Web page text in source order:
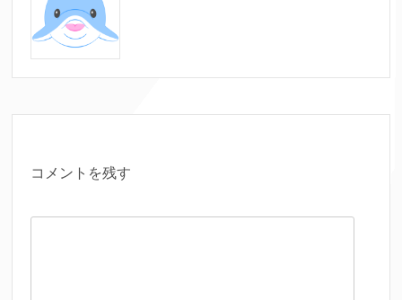
コメントを残す